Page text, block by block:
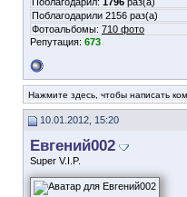
Поблагодарили 2156 раз(а)
Фотоальбомы: 710 фото
Репутация: 673
Нажмите здесь, чтобы написать
10.01.2012, 15:20
Евгений002
Super V.I.P.